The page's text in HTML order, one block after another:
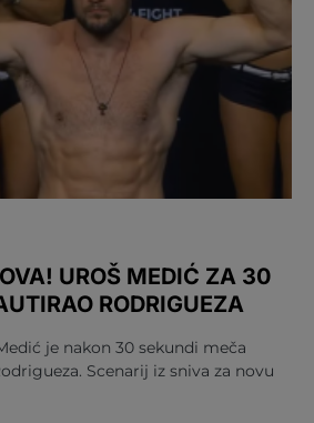
UROŠ MEDIĆ ZA 30
RODRIGUEZA
je nakon 30 sekundi meča
Scenarij iz sniva za novu